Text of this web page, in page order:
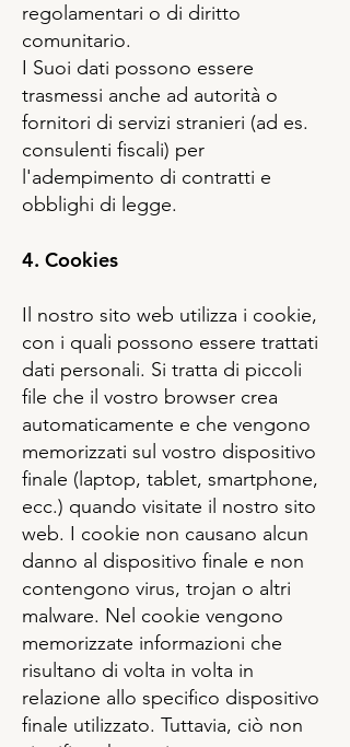
regolamentari o di diritto
comunitario.
I Suoi dati possono essere
trasmessi anche ad autorità o
fornitori di servizi stranieri (ad es.
consulenti fiscali) per
l'adempimento di contratti e
obblighi di legge.
4. Cookies
Il nostro sito web utilizza i cookie,
con i quali possono essere trattati
dati personali. Si tratta di piccoli
file che il vostro browser crea
automaticamente e che vengono
memorizzati sul vostro dispositivo
finale (laptop, tablet, smartphone,
ecc.) quando visitate il nostro sito
web. I cookie non causano alcun
danno al dispositivo finale e non
contengono virus, trojan o altri
malware. Nel cookie vengono
memorizzate informazioni che
risultano di volta in volta in
relazione allo specifico dispositivo
finale utilizzato. Tuttavia, ciò non